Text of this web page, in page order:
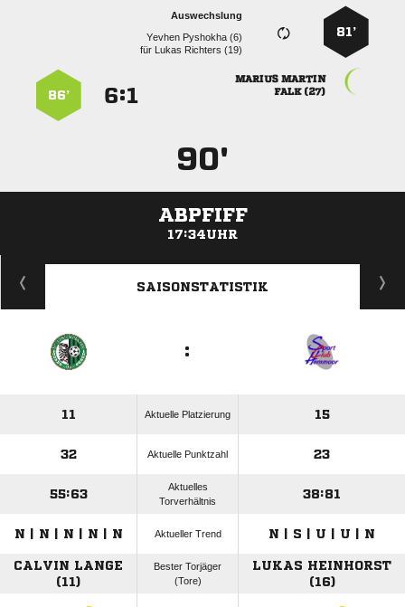
81’
Auswechslung
  
für   
 
 
:
86’
90'
ABPFIFF
17:34UHR
:
N | N | N | N | N Aktueller Trend N | S | U | U | N